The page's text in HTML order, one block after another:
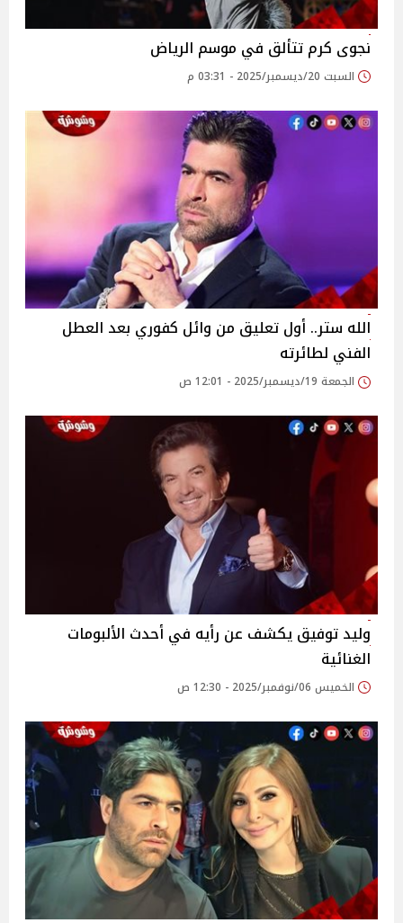
نجوى كرم تتألق في موسم الرياض
السبت 20/ديسمبر/2025 - 03:31 م
الله ستر.. أول تعليق من وائل كفوري بعد العطل
الفني لطائرته
الجمعة 19/ديسمبر/2025 - 12:01 ص
وليد توفيق يكشف عن رأيه في أحدث الألبومات
الغنائية
الخميس 06/نوفمبر/2025 - 12:30 ص